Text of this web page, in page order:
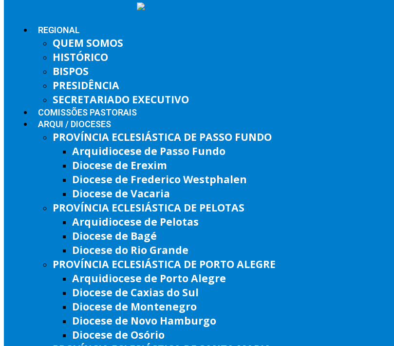
REGIONAL
QUEM SOMOS
HISTÓRICO
BISPOS
PRESIDÊNCIA
SECRETARIADO EXECUTIVO
COMISSÕES PASTORAIS
ARQUI / DIOCESES
PROVÍNCIA ECLESIÁSTICA DE PASSO FUNDO
Arquidiocese de Passo Fundo
Diocese de Erexim
Diocese de Frederico Westphalen
Diocese de Vacaria
PROVÍNCIA ECLESIÁSTICA DE PELOTAS
Arquidiocese de Pelotas
Diocese de Bagé
Diocese do Rio Grande
PROVÍNCIA ECLESIÁSTICA DE PORTO ALEGRE
Arquidiocese de Porto Alegre
Diocese de Caxias do Sul
Diocese de Montenegro
Diocese de Novo Hamburgo
Diocese de Osório